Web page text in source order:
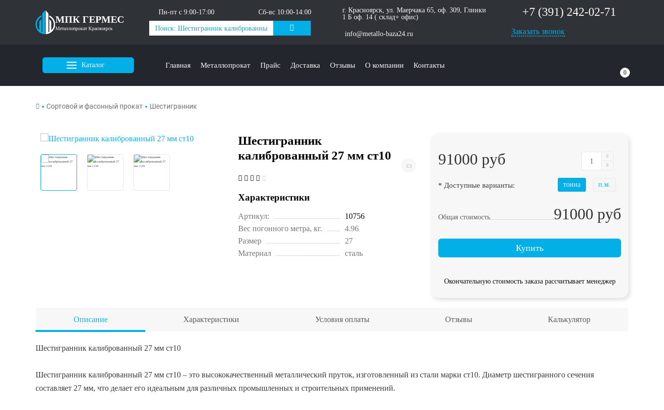
МПК ГЕРМЕС
Металлопрокат Красноярск
Пн-пт с 9:00-17:00 Сб-вс 10:00-14:00
г. Красноярск, ул. Маерчака 65, оф. 309, Глинки
1 Б оф. 14 ( склад+ офис)
info@metallo-baza24.ru
+7 (391) 242-02-71
Заказать звонок
Каталог Главная Металлопрокат Прайс Доставка Отзывы О компании Контакты
0
Сортовой и фасонный прокат Шестигранник
Шестигранник
калиброванный 27 мм ст10
Характеристики
Артикул:
10756
Вес погонного метра, кг.
4.96
Размер
27
Материал
сталь
91000 руб
* Доступные варианты: тонна п.м.
Общая стоимость 91000 руб
Купить
Окончательную стоимость заказа рассчитывает менеджер
Описание Характеристики Условия оплаты Отзывы Калькулятор
Шестигранник калиброванный 27 мм ст10
Шестигранник калиброванный 27 мм ст10 – это высококачественный металлический пруток, изготовленный из стали марки ст10. Диаметр шестигранного сечения
составляет 27 мм, что делает его идеальным для различных промышленных и строительных применений.